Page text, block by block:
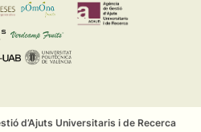
d’Ajuts Universitaris i de Recerca